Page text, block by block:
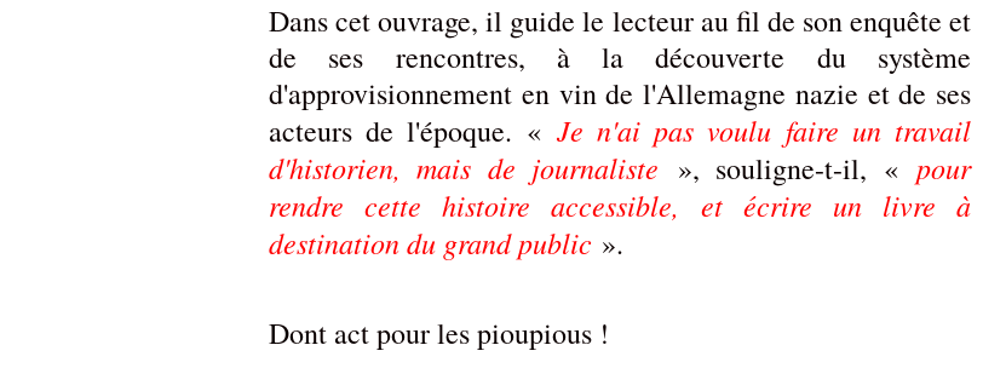
Dans cet ouvrage, il guide le lecteur au fil de son enquête et
de ses rencontres, à la découverte du système
d'approvisionnement en vin de l'Allemagne nazie et de ses
acteurs de l'époque. « Je n'ai pas voulu faire un travail
d'historien, mais de journaliste », souligne-t-il, «pour
rendre cette histoire accessible, et écrire un livre à
destination du grand public ».
Dont act pour les pioupious !